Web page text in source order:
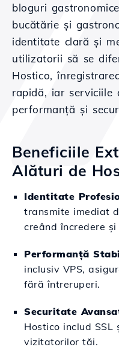
bloguri
bucătărie și
identitate clară și
utilizatorii să se
Hostico,
rapidă, iar serviciile
performanță și
Beneficiile
Alături de
Identitate
transmite imediat
creând încredere
Performanță
inclusiv VPS,
fără întreruperi.
Securitate
Hostico includ
vizitatorilor tăi.